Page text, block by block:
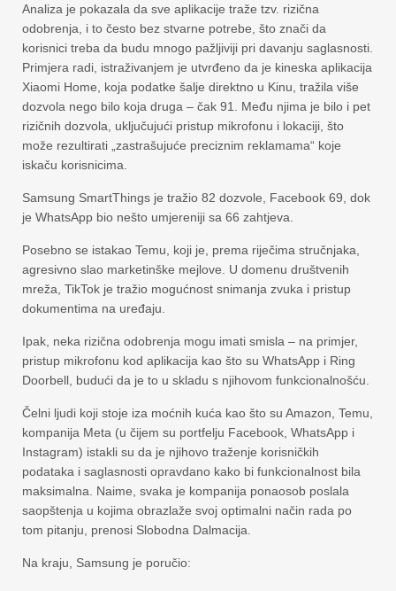
Analiza je pokazala da sve aplikacije traže tzv. rizična
odobrenja, i to često bez stvarne potrebe, što znači da
korisnici treba da budu mnogo pažljiviji pri davanju saglasnosti.
Primjera radi, istraživanjem je utvrđeno da je kineska aplikacija
Xiaomi Home, koja podatke šalje direktno u Kinu, tražila više
dozvola nego bilo koja druga – čak 91. Među njima je bilo i pet
rizičnih dozvola, uključujući pristup mikrofonu i lokaciji, što
može rezultirati „zastrašujuće preciznim reklamama“ koje
iskaču korisnicima.
Samsung SmartThings je tražio 82 dozvole, Facebook 69, dok
je WhatsApp bio nešto umjereniji sa 66 zahtjeva.
Posebno se istakao Temu, koji je, prema riječima stručnjaka,
agresivno slao marketinške mejlove. U domenu društvenih
mreža, TikTok je tražio mogućnost snimanja zvuka i pristup
dokumentima na uređaju.
Ipak, neka rizična odobrenja mogu imati smisla – na primjer,
pristup mikrofonu kod aplikacija kao što su WhatsApp i Ring
Doorbell, budući da je to u skladu s njihovom funkcionalnošću.
Čelni ljudi koji stoje iza moćnih kuća kao što su Amazon, Temu,
kompanija Meta (u čijem su portfelju Facebook, WhatsApp i
Instagram) istakli su da je njihovo traženje korisničkih
podataka i saglasnosti opravdano kako bi funkcionalnost bila
maksimalna. Naime, svaka je kompanija ponaosob poslala
saopštenja u kojima obrazlaže svoj optimalni način rada po
tom pitanju, prenosi Slobodna Dalmacija.
Na kraju, Samsung je poručio: